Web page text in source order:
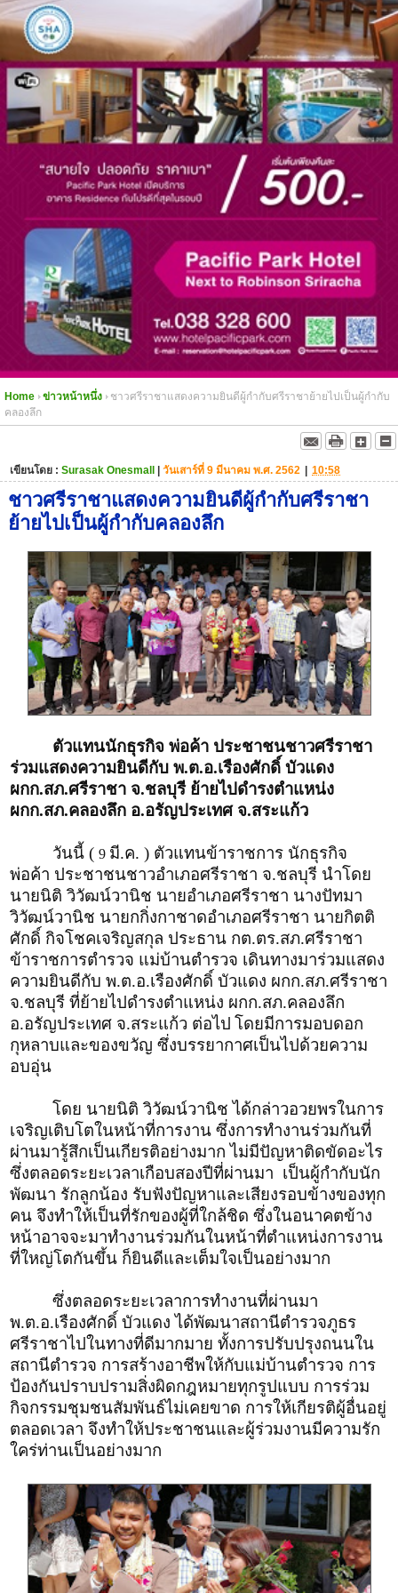
Home ข่าวหน้าหนึ่ง
ชาวศรีราชาแสดงความยินดีผู้กำกับศรีราชาย้ายไปเป็นผู้กำกับ
คลองลึก
เขียนโดย : Surasak Onesmall | วันเสาร์ที่ 9 มีนาคม พ.ศ. 2562 | 10:58
ชาวศรีราชาแสดงความยินดีผู้กำกับศรีราชา
ย้ายไปเป็นผู้กำกับคลองลึก
ตัวแทนนักธุรกิจ พ่อค้า ประชาชนชาวศรีราชา
ร่วมแสดงความยินดีกับ พ.ต.อ.เรืองศักดิ์ บัวแดง
ผกก.สภ.ศรีราชา จ.ชลบุรี ย้ายไปดำรงตำแหน่ง
ผกก.สภ.คลองลึก อ.อรัญประเทศ จ.สระแก้ว
วันนี้ ( 9 มี.ค. ) ตัวแทนข้าราชการ นักธุรกิจ
พ่อค้า ประชาชนชาวอำเภอศรีราชา จ.ชลบุรี นำโดย
นายนิติ วิวัฒน์วานิช นายอำเภอศรีราชา นางปัทมา
วิวัฒน์วานิช นายกกิ่งกาชาดอำเภอศรีราชา นายกิตติ
ศักดิ์ กิจโชคเจริญสกุล ประธาน กต.ตร.สภ.ศรีราชา
ข้าราชการตำรวจ แม่บ้านตำรวจ เดินทางมาร่วมแสดง
ความยินดีกับ พ.ต.อ.เรืองศักดิ์ บัวแดง ผกก.สภ.ศรีราชา
จ.ชลบุรี ที่ย้ายไปดำรงตำแหน่ง ผกก.สภ.คลองลึก
อ.อรัญประเทศ จ.สระแก้ว ต่อไป โดยมีการมอบดอก
กุหลาบและของขวัญ ซึ่งบรรยากาศเป็นไปด้วยความ
อบอุ่น
โดย นายนิติ วิวัฒน์วานิช ได้กล่าวอวยพรในการ
เจริญเติบโตในหน้าที่การงาน ซึ่งการทำงานร่วมกันที่
ผ่านมารู้สึกเป็นเกียรติอย่างมาก ไม่มีปัญหาติดขัดอะไร
ซึ่งตลอดระยะเวลาเกือบสองปีที่ผ่านมา เป็นผู้กำกับนัก
พัฒนา รักลูกน้อง รับฟังปัญหาและเสียงรอบข้างของทุก
คน จึงทำให้เป็นที่รักของผู้ที่ใกล้ชิด ซึ่งในอนาคตข้าง
หน้าอาจจะมาทำงานร่วมกันในหน้าที่ตำแหน่งการงาน
ที่ใหญ่โตกันขึ้น ก็ยินดีและเต็มใจเป็นอย่างมาก
ซึ่งตลอดระยะเวลาการทำงานที่ผ่านมา
พ.ต.อ.เรืองศักดิ์ บัวแดง ได้พัฒนาสถานีตำรวจภูธร
ศรีราชาไปในทางที่ดีมากมาย ทั้งการปรับปรุงถนนใน
สถานีตำรวจ การสร้างอาชีพให้กับแม่บ้านตำรวจ การ
ป้องกันปราบปรามสิ่งผิดกฎหมายทุกรูปแบบ การร่วม
กิจกรรมชุมชนสัมพันธ์ไม่เคยขาด การให้เกียรติผู้อื่นอยู่
ตลอดเวลา จึงทำให้ประชาชนและผู้ร่วมงานมีความรัก
ใคร่ท่านเป็นอย่างมาก